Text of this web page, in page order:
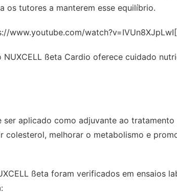
os tutores a manterem esse equilíbrio.
www.youtube.com/
ßeta Cardio oferece cuidado
ser aplicado como adjuvante ao tratamento
colesterol, melhorar o metabolismo e
ßeta foram verificados em ensaios